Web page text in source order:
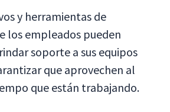
y herramientas de
los empleados pueden
soporte a sus equipos
que aprovechen al
que están trabajando.